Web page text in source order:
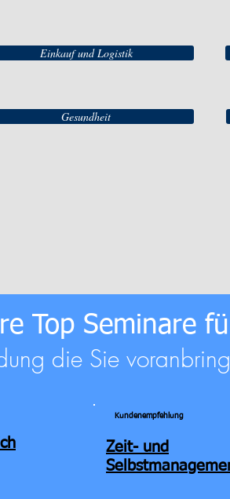
Einkauf und Logistik
Gesundheit
Top Seminare
die Sie
Kundenempfehlung
Zeit- und